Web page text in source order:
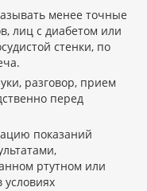
менее точные
лиц с диабетом или
стенки, по
разговор, прием
перед
показаний
ртутном или